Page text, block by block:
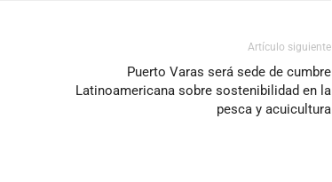
Artículo siguiente
Puerto Varas será sede de cumbre
Latinoamericana sobre sostenibilidad en la
pesca y acuicultura